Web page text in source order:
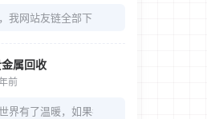
我网站友链全部下了，麻烦我的链接也可
属回收
前
界有了温暖，如果都是冷漠，那多无趣